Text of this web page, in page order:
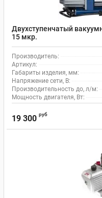
Двухступенчатый
15 мкр.
Производитель:
Артикул:
Габариты изделия, мм:
Напряжение сети, В:
Производительность до, л/м:
Мощность двигателя, Вт:
19 300 руб